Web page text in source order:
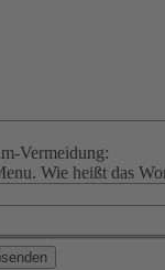
Vermeidung:
Wie heißt das